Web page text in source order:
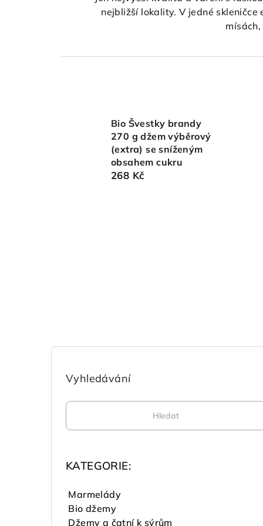
nejbližší lokality. V jedné
Bio Švestky brandy
270 g džem výběrový
(extra) se sníženým
obsahem cukru
268 Kč
Vyhledávání
Hledat
KATEGORIE:
Marmelády
Bio džemy
Džemy a čatní k sýrům